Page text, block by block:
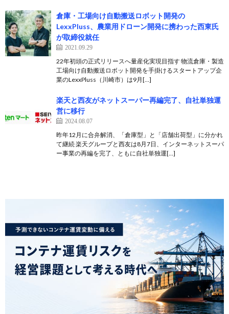
倉庫・工場向け自動搬送ロボット開発の
LexxPluss、農業用ドローン開発に携わった西東氏
が取締役就任
2021.09.29
22年初頭の正式リリースへ量産化実現目指す 物流倉庫・製造
工場向け自動搬送ロボット開発を手掛けるスタートアップ企
業のLexxPluss（川崎市）は9月[…]
楽天と西友がネットスーパー再編完了、自社単独運
営に移行
2024.08.07
昨年12月に合弁解消、「倉庫型」と「店舗出荷型」に分かれ
て継続 楽天グループと西友は8月7日、インターネットスーパ
ー事業の再編を完了、ともに自社単独運[…]